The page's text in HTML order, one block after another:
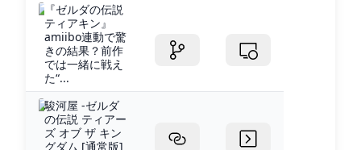
『ゼルダの伝説
ティアキン』
amiibo連動で驚
きの結果？前作
では一緒に戦え
た“...
駿河屋 -ゼルダ
の伝説 ティアー
ズ オブ ザ キン
グダム [通常版]